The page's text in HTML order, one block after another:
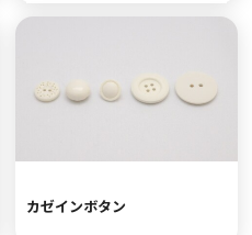
カゼインボタン